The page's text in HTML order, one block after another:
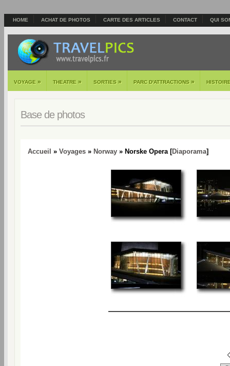
HOME ACHAT DE PHOTOS CARTE DES ARTICLES CONTACT QUI
VOYAGE » THEATRE » SORTIES » PARC D'ATTRACTIONS »
Base de photos
Accueil » Voyages » Norway » Norske Opera [Diaporama]